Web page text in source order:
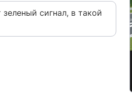
сигнал, в такой